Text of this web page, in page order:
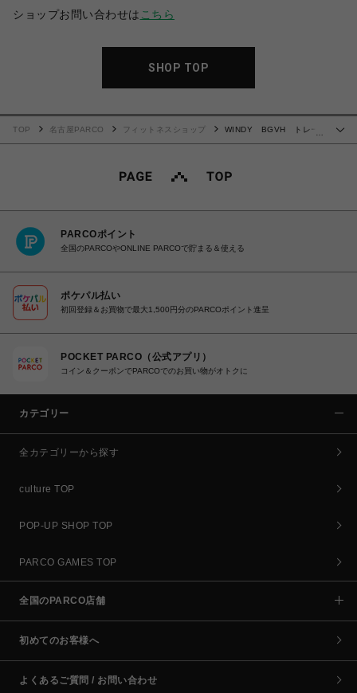
ショップお問い合わせは こちら
SHOP TOP
TOP 名古屋PARCO フィットネスショップ
WINDY BGVH トレー
PARCOポイント
全国のPARCOやONLINE PARCOで貯まる＆使える
ポケパル払い
初回登録＆お買物で最大1,500円分のPARCOポイント進呈
POCKET PARCO（公式アプリ）
コイン＆クーポンでPARCOでのお買い物がオトクに
カテゴリー
全カテゴリーから探す
culture TOP
POP-UP SHOP TOP
PARCO GAMES TOP
全国のPARCO店舗
初めてのお客様へ
よくあるご質問 / お問い合わせ